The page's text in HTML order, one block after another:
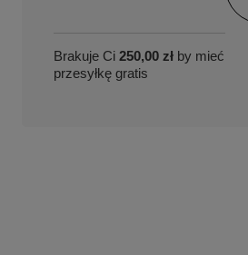
Brakuje Ci 250,00 zł by mieć
przesyłkę gratis